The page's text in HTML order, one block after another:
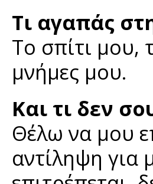
Τι αγαπάς
Το σπίτι μου,
μνήμες μου.
Και τι δεν
Θέλω να μου
αντίληψη για